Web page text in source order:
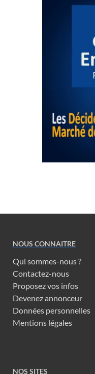
NOUS CONNAITRE
Qui sommes-nous ?
Contactez-nous
Proposez vos infos
Devenez annonceur
Données personnelles
Mentions légales
NOS SITES